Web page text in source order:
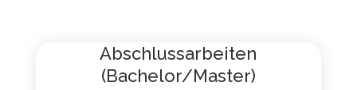
Abschlussarbeiten
(Bachelor/Master)